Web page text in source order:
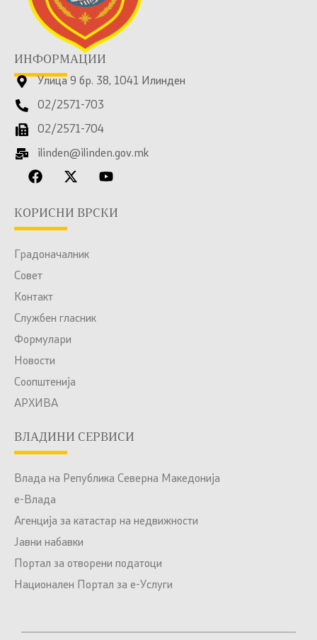
ИНФОРМАЦИИ
Улица 9 бр. 38, 1041 Илинден
02/2571-703
02/2571-704
ilinden@ilinden.gov.mk
КОРИСНИ ВРСКИ
Градоначалник
Совет
Контакт
Службен гласник
Формулари
Новости
Соопштенија
АРХИВА
ВЛАДИНИ СЕРВИСИ
Влада на Република Северна Македонија
е-Влада
Агенција за катастар на недвижности
Јавни набавки
Портал за отворени податоци
Национален Портал за е-Услуги